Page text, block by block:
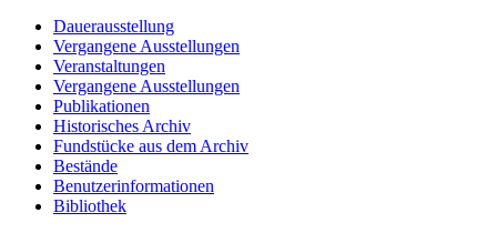
Dauerausstellung
Vergangene Ausstellungen
Veranstaltungen
Vergangene Ausstellungen
Publikationen
Historisches Archiv
Fundstücke aus dem Archiv
Bestände
Benutzerinformationen
Bibliothek